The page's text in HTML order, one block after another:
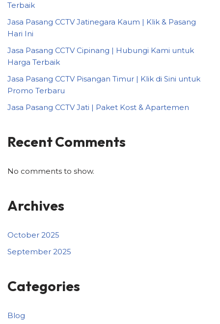
Terbaik
Jasa Pasang CCTV Jatinegara Kaum | Klik & Pasang
Hari Ini
Jasa Pasang CCTV Cipinang | Hubungi Kami untuk
Harga Terbaik
Jasa Pasang CCTV Pisangan Timur | Klik di Sini untuk
Promo Terbaru
Jasa Pasang CCTV Jati | Paket Kost & Apartemen
Recent Comments
No comments to show.
Archives
October 2025
September 2025
Categories
Blog